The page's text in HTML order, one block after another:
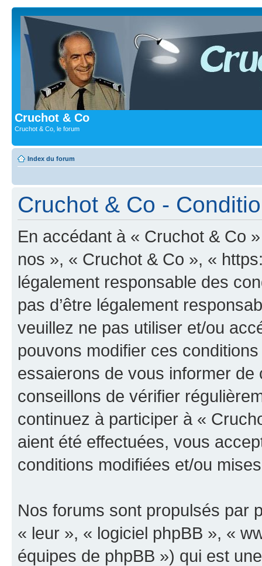
Cruchot & Co
Cruchot & Co, le forum
Index du forum
Cruchot & Co -
En accédant à « Cruchot & Co
nos », « Cruchot & Co », «
légalement responsable des
pas d’être légalement
veuillez ne pas utiliser et/ou
pouvons modifier ces
essaierons de vous informer
conseillons de vérifier
continuez à participer à «
aient été effectuées, vous
conditions modifiées et/ou
Nos forums sont propulsés par
« leur », « logiciel phpBB », «
équipes de phpBB ») qui est